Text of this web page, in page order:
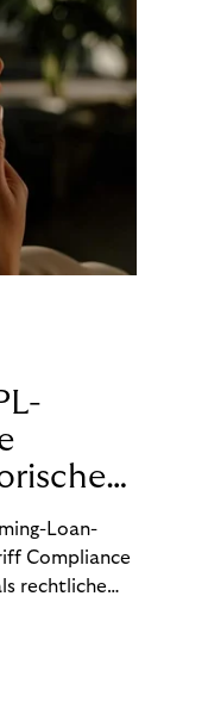
Loan-
Compliance
rechtliche
steigender